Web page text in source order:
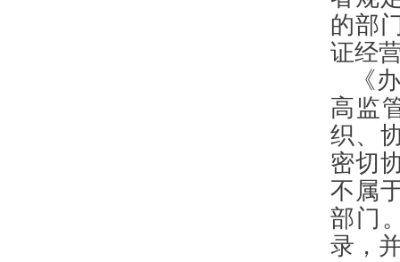
的部
证经
《
高监
织、
密切
不属
部门
录，